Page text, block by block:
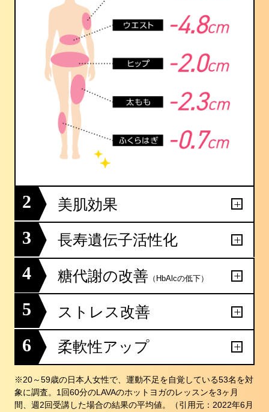
2 美肌効果
3 長寿遺伝子活性化
4 糖代謝の改善 （HbAlcの低下）
5 ストレス改善
6 柔軟性アップ
※20～59歳の日本人女性で、運動不足を自覚している53名を対
象に調査。1回60分のLAVAのホットヨガのレッスンを3ヶ月
間、週2回受講した場合の結果の平均値。（引用元：2022年6月